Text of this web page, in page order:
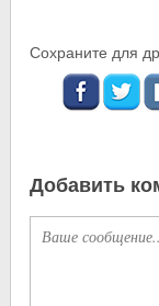
Сохраните для
Добавить